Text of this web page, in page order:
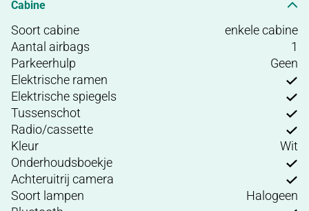
Cabine
Soort cabine
enkele cabine
Aantal airbags
1
Parkeerhulp
Geen
Elektrische ramen
Elektrische spiegels
Tussenschot
Radio/cassette
Kleur
Wit
Onderhoudsboekje
Achteruitrij camera
Soort lampen
Halogeen